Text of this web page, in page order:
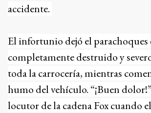
accidente.
El infortunio dejó el parachoques
completamente destruido y
toda la carrocería, mientras
humo del vehículo. “¡Buen
locutor de la cadena Fox cuando